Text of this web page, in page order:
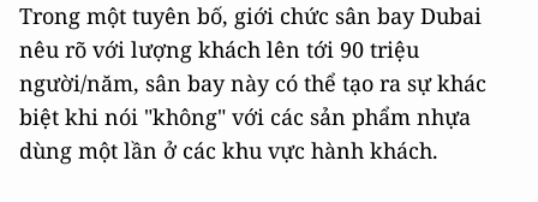
Trong một tuyên bố, giới chức sân bay Dubai
nêu rõ với lượng khách lên tới 90 triệu
người/năm, sân bay này có thể tạo ra sự khác
biệt khi nói "không" với các sản phẩm nhựa
dùng một lần ở các khu vực hành khách.